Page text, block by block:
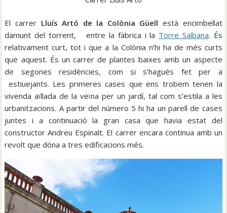
El carrer Lluís Artó de la Colònia Güell està encimbellat
damunt del torrent, entre la fàbrica i la Torre Salbana. És
relativament curt, tot i que a la Colònia n’hi ha de més curts
que aquest. És un carrer de plantes baixes amb un aspecte
de segones residències, com si s’hagués fet per a
estiuejants. Les primeres cases que ens trobem tenen la
vivenda aïllada de la veïna per un jardí, tal com s’estila a les
urbanitzacions. A partir del número 5 hi ha un parell de cases
juntes i a continuació la gran casa que havia estat del
constructor Andreu Espinalt. El carrer encara continua amb un
revolt que dóna a tres edificacions més.